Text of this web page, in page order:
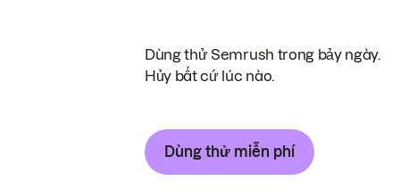
Dùng thử Semrush trong bảy ngày.
Hủy bất cứ lúc nào.
Dùng thử miễn phí